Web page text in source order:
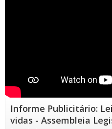
Informe Publicitário:
vidas - Assembleia